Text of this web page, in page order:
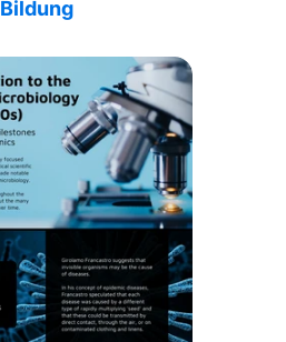
Bildung